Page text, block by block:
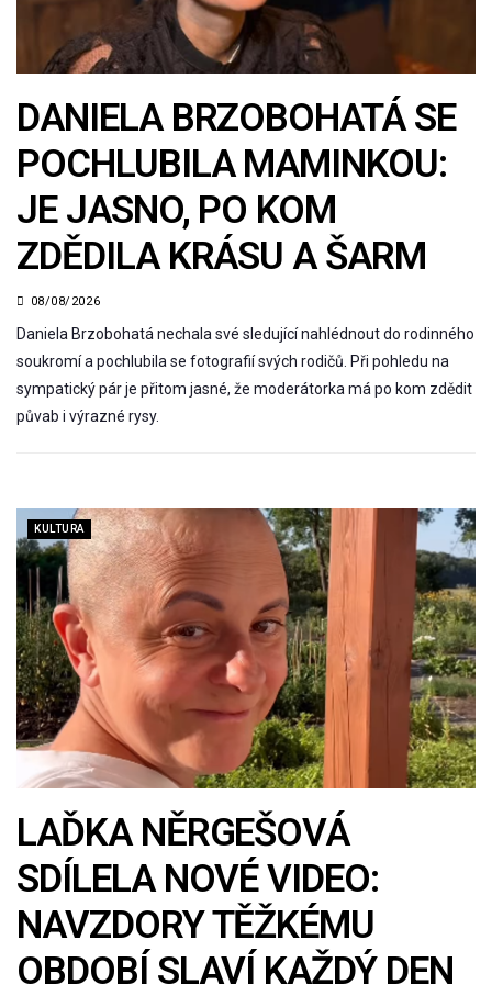
DANIELA BRZOBOHATÁ SE
POCHLUBILA MAMINKOU:
JE JASNO, PO KOM
ZDĚDILA KRÁSU A ŠARM
08/08/2026
Daniela Brzobohatá nechala své sledující nahlédnout do rodinného
soukromí a pochlubila se fotografií svých rodičů. Při pohledu na
sympatický pár je přitom jasné, že moderátorka má po kom zdědit
půvab i výrazné rysy.
KULTURA
LAĎKA NĚRGEŠOVÁ
SDÍLELA NOVÉ VIDEO:
NAVZDORY TĚŽKÉMU
OBDOBÍ SLAVÍ KAŽDÝ DEN